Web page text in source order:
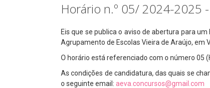
Horário n.º 05/ 2024-2025
Eis que se publica o aviso de abertura para
Agrupamento de Escolas Vieira de Araújo, em
O horário está referenciado com o número 05
As condições de candidatura, das quais se
o seguinte email: aeva.concursos@gmail.com